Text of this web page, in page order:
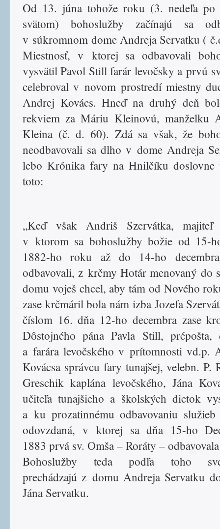
Od 13. júna tohože roku (3. nedeľa po
svätom) bohoslužby začínajú sa
v súkromnom dome Andreja Servatku (
Miestnosť, v ktorej sa odbavovali
vysvätil Pavol Still farár levočsky a prvú
celebroval v novom prostredí miestny
Andrej Kovács. Hneď na druhý deň
rekviem za Máriu Kleinovú, manželku
Kleina (č. d. 60). Zdá sa však, že
neodbavovali sa dlho v dome Andreja
lebo Krónika fary na Hnilčíku doslovne
toto:
„Keď však Andriš Szervátka, majiteľ
v ktorom sa bohoslužby božie od 15-
1882-ho roku až do 14-ho
odbavovali, z krčmy Hotár menovaný do
domu voješ chcel, aby tám od Nového
zase krčmáril bola nám izba Jozefa
číslom 16. dňa 12-ho decembra zase
Dôstojného pána Pavla Still, prépošta,
a farára levočského v prítomnosti vd.p.
Kovácsa správcu fary tunajšej, velebn. P.
Greschik kaplána levočského, Jána
učiteľa tunajšieho a školských dietok
a ku prozatinnému odbavovaniu služieb
odovzdaná, v ktorej sa dňa 15-ho
1883 prvá sv. Omša – Roráty –
Bohoslužby teda podľa toho
prechádzajú z domu Andreja Servatku
Jána Servatku.